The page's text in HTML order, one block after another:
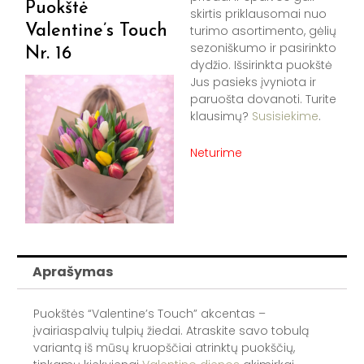
Puokštė
Valentine’s Touch
Nr. 16
skirtis priklausomai nuo
turimo asortimento, gėlių
sezoniškumo ir pasirinkto
dydžio. Išsirinkta puokštė
Jus pasieks įvyniota ir
paruošta dovanoti. Turite
klausimų? Susisiekime.
Neturime
Aprašymas
Puokštės “Valentine’s Touch” akcentas –
įvairiaspalvių tulpių žiedai. Atraskite savo tobulą
variantą iš mūsų kruopščiai atrinktų puokščių,